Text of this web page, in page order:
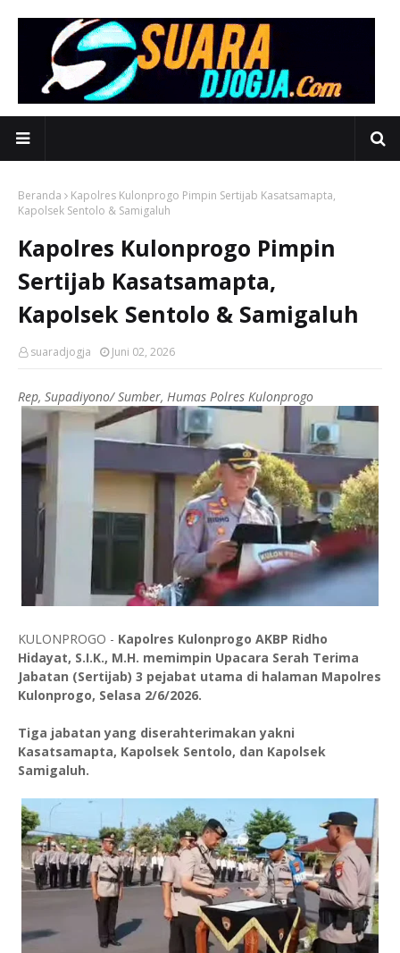
Beranda
Kapolres Kulonprogo Pimpin Sertijab Kasatsamapta,
Kapolsek Sentolo & Samigaluh
Kapolres Kulonprogo Pimpin
Sertijab Kasatsamapta,
Kapolsek Sentolo & Samigaluh
suaradjogja Juni 02, 2026
Rep, Supadiyono/ Sumber, Humas Polres Kulonprogo
KULONPROGO - Kapolres Kulonprogo AKBP Ridho
Hidayat, S.I.K., M.H. memimpin Upacara Serah Terima
Jabatan (Sertijab) 3 pejabat utama di halaman Mapolres
Kulonprogo, Selasa 2/6/2026.
Tiga jabatan yang diserahterimakan yakni
Kasatsamapta, Kapolsek Sentolo, dan Kapolsek
Samigaluh.